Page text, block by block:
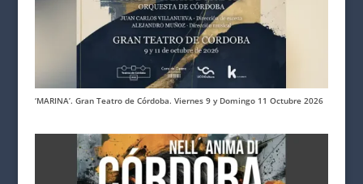
‘MARINA’. Gran Teatro de Córdoba. Viernes 9 y Domingo 11 Octubre 2026